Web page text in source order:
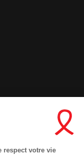
respect votre vie